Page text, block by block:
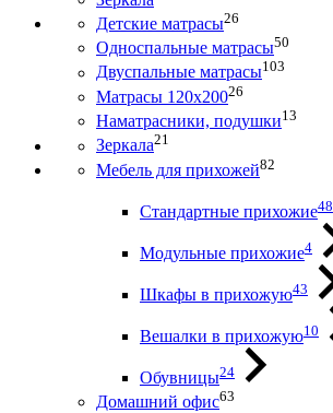
Детские матрасы26
Односпальные матрасы50
Двуспальные матрасы103
Матрасы 120х20026
Наматрасники, подушки13
Зеркала21
Мебель для прихожей82
Стандартные прихожие48
Модульные прихожие4
Шкафы в прихожую43
Вешалки в прихожую10
Обувницы24
Домашний офис63